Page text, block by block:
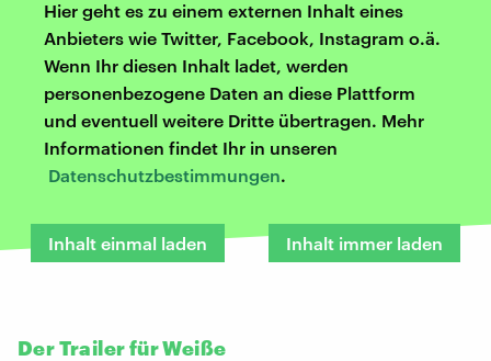
Hier geht es zu einem externen Inhalt eines
Anbieters wie Twitter, Facebook, Instagram o.ä.
Wenn Ihr diesen Inhalt ladet, werden
personenbezogene Daten an diese Plattform
und eventuell weitere Dritte übertragen. Mehr
Informationen findet Ihr in unseren
Datenschutzbestimmungen.
Inhalt einmal laden Inhalt immer laden
Der Trailer für Weiße